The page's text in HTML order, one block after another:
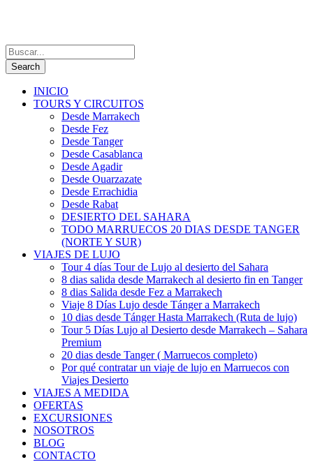
INICIO
TOURS Y CIRCUITOS
Desde Marrakech
Desde Fez
Desde Tanger
Desde Casablanca
Desde Agadir
Desde Ouarzazate
Desde Errachidia
Desde Rabat
DESIERTO DEL SAHARA
TODO MARRUECOS 20 DIAS DESDE TANGER
(NORTE Y SUR)
VIAJES DE LUJO
Tour 4 días Tour de Lujo al desierto del Sahara
8 dias salida desde Marrakech al desierto fin en Tanger
8 dias Salida desde Fez a Marrakech
Viaje 8 Días Lujo desde Tánger a Marrakech
10 dias desde Tánger Hasta Marrakech (Ruta de lujo)
Tour 5 Días Lujo al Desierto desde Marrakech – Sahara
Premium
20 dias desde Tanger ( Marruecos completo)
Por qué contratar un viaje de lujo en Marruecos con
Viajes Desierto
VIAJES A MEDIDA
OFERTAS
EXCURSIONES
NOSOTROS
BLOG
CONTACTO